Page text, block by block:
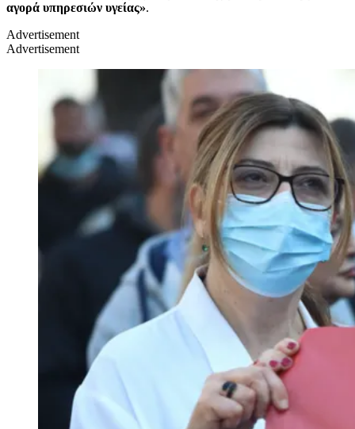
αγορά υπηρεσιών υγείας».
Advertisement
Advertisement